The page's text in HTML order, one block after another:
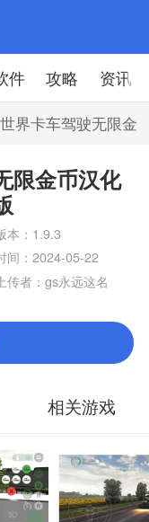
件 攻略 资讯
界卡车驾驶无限金
限金币汉化
本：1.9.3
间：2024-05-22
上传者：gs永远这名
相关游戏